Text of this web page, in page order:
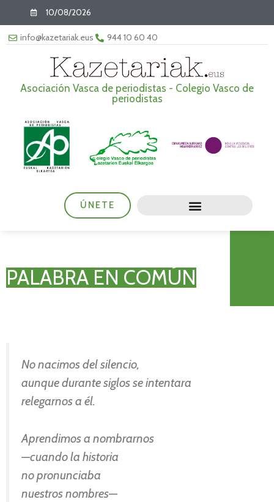
10/08/2026
info@kazetariak.eus 944 10 60 40
Asociación Vasca de periodistas - Colegio Vasco de
periodistas
ÚNETE
PALABRA EN COMÚN
No nacimos del silencio,
aunque durante siglos se intentara
relegarnos a él.
Aprendimos a nombrarnos
—cuando la historia
no pronunciaba
nuestros nombres—